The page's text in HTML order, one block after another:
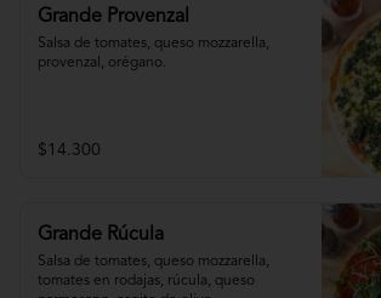
Grande Provenzal
Salsa de tomates, queso mozzarella,
provenzal, orégano.
$14.300
Grande Rúcula
Salsa de tomates, queso mozzarella,
tomates en rodajas, rúcula, queso